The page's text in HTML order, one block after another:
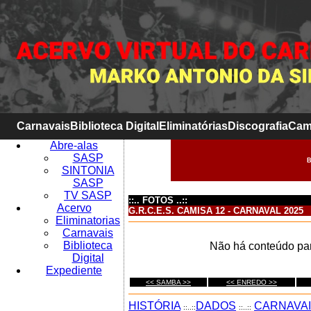
CarnavaisBiblioteca Digital EliminatóriasDiscografia
Abre-alas
SASP
SINTONIA
SASP
TV SASP
Acervo
Eliminatorias
Carnavais
Biblioteca
Digital
Expediente
::.. FOTOS ..::
G.R.C.E.S. CAMISA 12 - CARNAVAL 2025
Não há conteúdo
<< SAMBA >> << ENREDO >>
HISTÓRIA ::..:: DADOS ::..::